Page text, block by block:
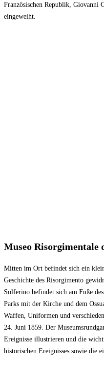
Französischen Republik, Giovanni
eingeweiht.
Museo Risorgimentale
Mitten im Ort befindet sich ein
Geschichte des Risorgimento
Solferino befindet sich am Fuße
Parks mit der Kirche und dem
Waffen, Uniformen und
24. Juni 1859. Der
Ereignisse illustrieren und die
historischen Ereignisses sowie die